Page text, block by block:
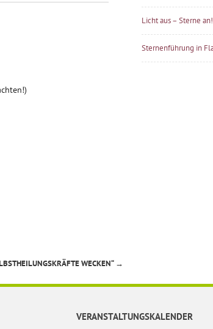
WECKEN“ →
Licht aus – Sterne an!
Sternenführung in
VERANSTALTUNGSKALENDER